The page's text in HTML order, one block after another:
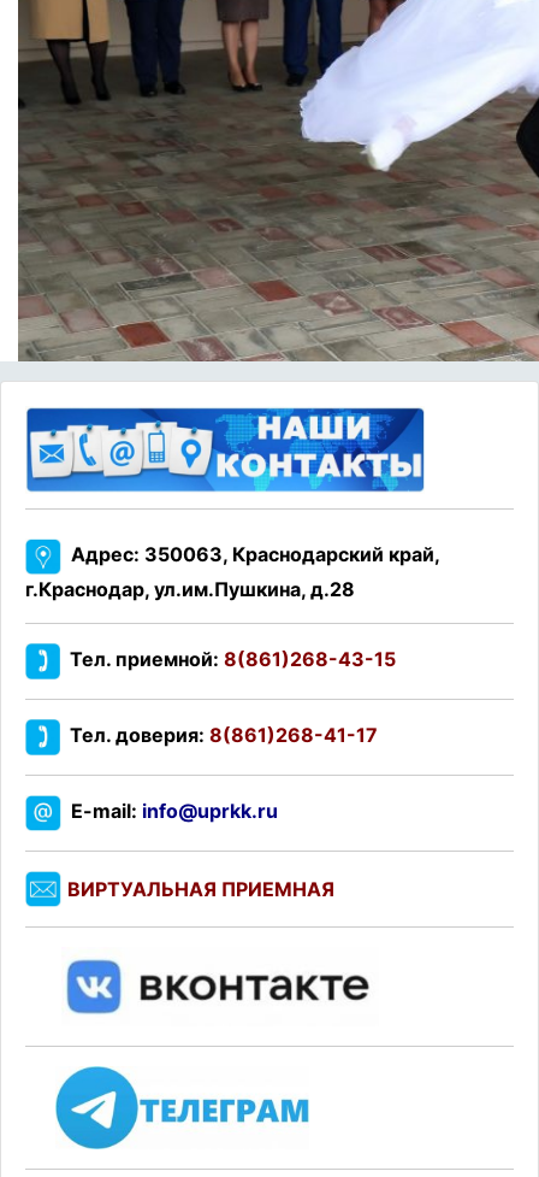
Адрес: 350063, Краснодарский край,
г.Краснодар, ул.им.Пушкина, д.28
Тел. приемной: 8(861)268-43-15
Тел. доверия: 8(861)268-41-17
E-mail: info@uprkk.ru
ВИРТУАЛЬНАЯ ПРИЕМНАЯ